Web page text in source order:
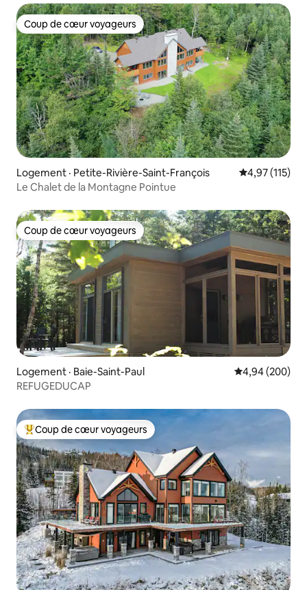
Coup de cœur voyageurs
Coup de cœur voyageurs
Logement · Petite-Rivière-Saint-François Note
4,97 (115)
Le Chalet de la Montagne Pointue
Coup de cœur voyageurs
Coup de cœur voyageurs
Logement · Baie-Saint-Paul Note
4,94 (200)
REFUGEDUCAP
Coup de cœur voyageurs parmi les plus aimés
Coup de cœur voyageurs